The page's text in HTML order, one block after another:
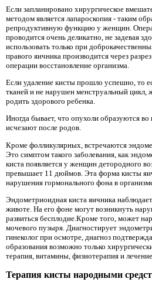
Если запланировано хирургическое
методом является лапароскопия - таким
репродуктивную функцию у женщин.
проводится очень деликатно, не задевая
использовать только при
правого яичника производится через
операции восстановление организма.
Если удаление кисты прошло успешно, то
тканей и не нарушен менструальный цикл,
родить здорового ребенка.
Иногда бывает, что опухоли образуются
исчезают после родов.
Кроме фолликулярных, встречаются
Это симптом такого заболевания, как
киста появляется у женщин детородного
превышает 11 дюймов. Эта форма кисты
нарушения гормонального фона в
Эндометриоидная киста яичника
животе. На его фоне могут возникнуть
развиться бесплодие.Кроме того, может
мочевого пузыря. Диагностирует
гинеколог при осмотре, диагноз
образования возможно только
терапия, витамины, физиотерапия и
Терапия кисты народными